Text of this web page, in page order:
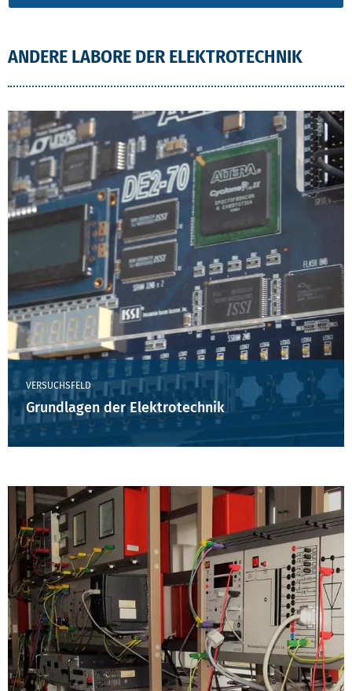
ANDERE LABORE DER ELEKTROTECHNIK
VERSUCHSFELD
Grundlagen der Elektrotechnik